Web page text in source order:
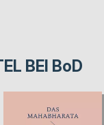
BEI BoD